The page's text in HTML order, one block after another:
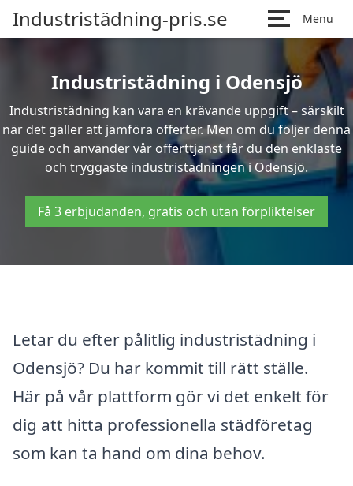
Industristädning-pris.se Menu
Industristädning i Odensjö
Industristädning kan vara en krävande uppgift – särskilt
när det gäller att jämföra offerter. Men om du följer denna
guide och använder vår offerttjänst får du den enklaste
och tryggaste industristädningen i Odensjö.
Få 3 erbjudanden, gratis och utan förpliktelser
Letar du efter pålitlig industristädning i
Odensjö? Du har kommit till rätt ställe.
Här på vår plattform gör vi det enkelt för
dig att hitta professionella städföretag
som kan ta hand om dina behov.